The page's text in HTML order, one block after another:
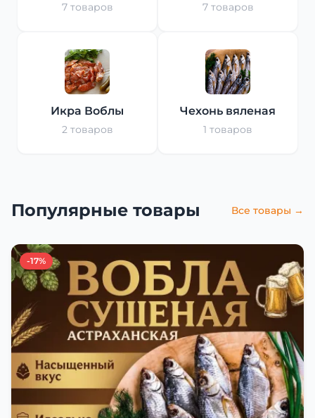
7 товаров 7 товаров
Икра Воблы
2 товаров
Чехонь вяленая
1 товаров
Популярные товары Все товары →
-17%